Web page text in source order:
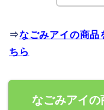
⇒なごみアイの商品
ちら
なごみアイの